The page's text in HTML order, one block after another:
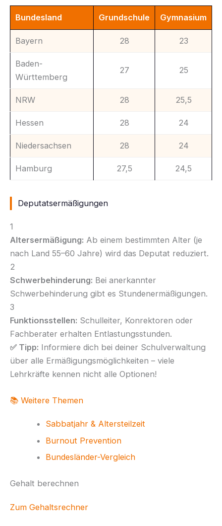
Bundesland Grundschule Gymnasium
Bayern 28 23
Baden-
Württemberg
27 25
NRW 28 25,5
Hessen 28 24
Niedersachsen 28 24
Hamburg 27,5 24,5
Deputatsermäßigungen
1
Altersermäßigung: Ab einem bestimmten Alter (je
nach Land 55–60 Jahre) wird das Deputat reduziert.
2
Schwerbehinderung: Bei anerkannter
Schwerbehinderung gibt es Stundenermäßigungen.
3
Funktionsstellen: Schulleiter, Konrektoren oder
Fachberater erhalten Entlastungsstunden.
✅ Tipp: Informiere dich bei deiner Schulverwaltung
über alle Ermäßigungsmöglichkeiten – viele
Lehrkräfte kennen nicht alle Optionen!
📚 Weitere Themen
Sabbatjahr & Altersteilzeit
Burnout Prevention
Bundesländer-Vergleich
Gehalt berechnen
Zum Gehaltsrechner